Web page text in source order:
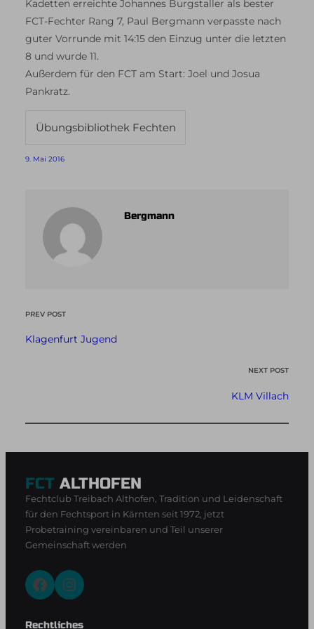
Kadetten erreichte Johannes Burgstaller als bester
FCT-Fechter Rang 7, Paul Bergmann verpasste nach
guter Vorrunde mit 14:15 den Einzug unter die letzten
8 und wurde 11.
Außerdem für den FCT am Start: Joel und Josua
Pankratz.
Übungsbibliothek Fechten
9. Mai 2016
Bergmann
PREV POST
Klagenfurt Jugend
NEXT POST
KLM Villach
FCT ALTHOFEN
Fechtclub Treibach Althofen, Tradition und Leidenschaft
für den Fechtsport in Kärnten seit 1972, jetzt
Probetraining vereinbaren und Teil unserer
Gemeinschaft werden
Facebook Instagram
Rechtliches